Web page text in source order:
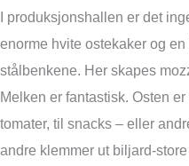
I produksjonshallen er det
enorme hvite ostekaker og
stålbenkene. Her skapes
Melken er fantastisk. Osten
tomater, til snacks – eller
andre klemmer ut biljard-